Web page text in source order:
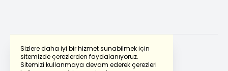
Sizlere daha iyi bir hizmet sunabilmek için
sitemizde çerezlerden faydalanıyoruz.
Sitemizi kullanmaya devam ederek çerezleri
Powered by Translate